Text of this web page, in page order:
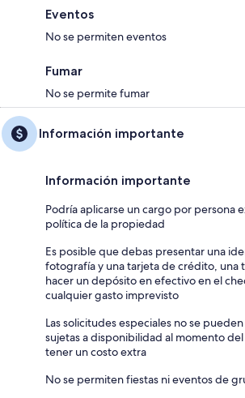
Eventos
No se permiten eventos
Fumar
No se permite fumar
Información importante
Información importante
Podría aplicarse un cargo por persona
política de la propiedad
Es posible que debas presentar una
fotografía y una tarjeta de crédito, una
hacer un depósito en efectivo en el
cualquier gasto imprevisto
Las solicitudes especiales no se
sujetas a disponibilidad al momento
tener un costo extra
No se permiten fiestas ni eventos de